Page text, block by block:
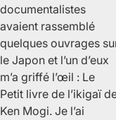
documentalistes
avaient rassemblé
quelques ouvrages
le Japon et l’un d’eux
m’a griffé l’œil : Le
Petit livre de l’ikigaï
Ken Mogi. Je l’ai